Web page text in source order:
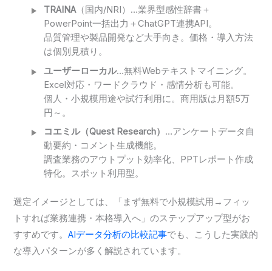
TRAINA（国内/NRI）…業界型感性辞書＋
PowerPoint一括出力＋ChatGPT連携API。
品質管理や製品開発など大手向き。価格・導入方法
は個別見積り。
ユーザーローカル…無料Webテキストマイニング。
Excel対応・ワードクラウド・感情分析も可能。
個人・小規模用途や試行利用に。商用版は月額5万
円～。
コエミル（Quest Research） …アンケートデータ自
動要約・コメント生成機能。
調査業務のアウトプット効率化、PPTレポート作成
特化。スポット利用型。
選定イメージとしては、「まず無料で小規模試用→フィッ
トすれば業務連携・本格導入へ」のステップアップ型がお
すすめです。AIデータ分析の比較記事でも、こうした実践的
な導入パターンが多く解説されています。